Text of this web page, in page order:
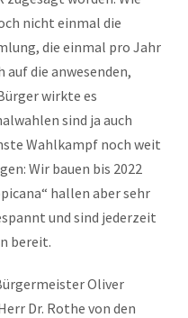
nicht einmal die
die einmal pro Jahr
die anwesenden,
wirkte es
sind ja auch
Wahlkampf noch weit
Wir bauen bis 2022
hallen aber sehr
und sind jederzeit
bereit.
Oliver
Dr. Rothe von den